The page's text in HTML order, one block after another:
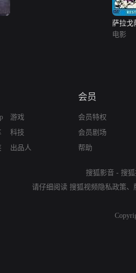
萨拉戈
电影
游戏
科技
出品人
会员
会员特权
会员剧场
帮助
搜狐影音 - 搜
请仔细阅读 搜狐视频隐私政策、